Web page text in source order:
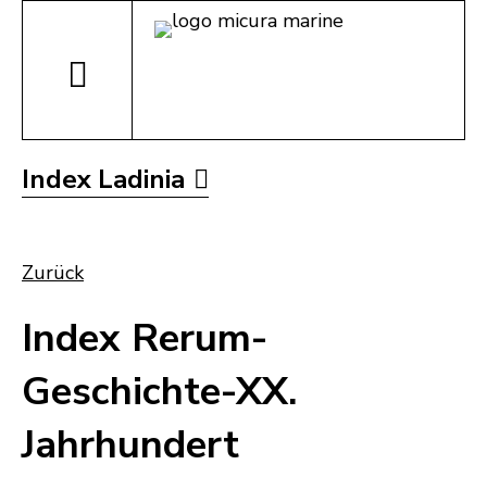
Index Ladinia
Zurück
Index Rerum-
Geschichte-XX.
Jahrhundert